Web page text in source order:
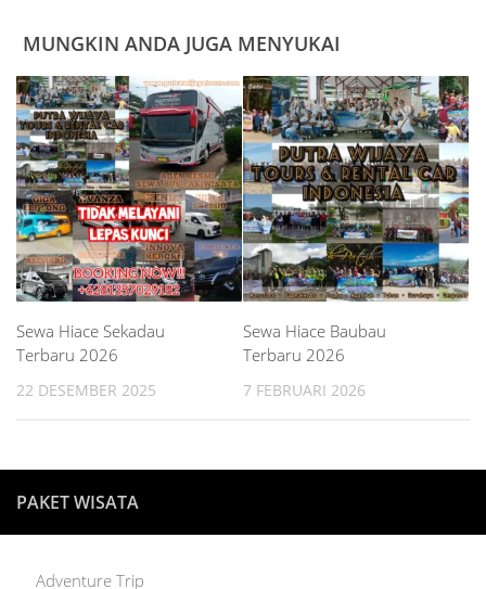
MUNGKIN ANDA JUGA MENYUKAI
Sewa Hiace Sekadau
Terbaru 2026
22 DESEMBER 2025
Sewa Hiace Baubau
Terbaru 2026
7 FEBRUARI 2026
PAKET WISATA
Adventure Trip